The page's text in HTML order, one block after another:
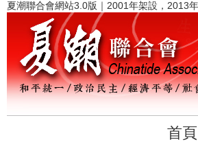
夏潮聯合會網站3.0版｜2001年架設，2013
首頁